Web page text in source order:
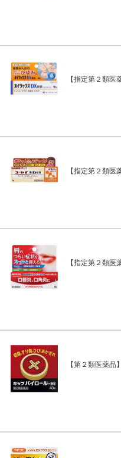
【指定第２類
【指定第２類
【指定第２類
【第２類医薬